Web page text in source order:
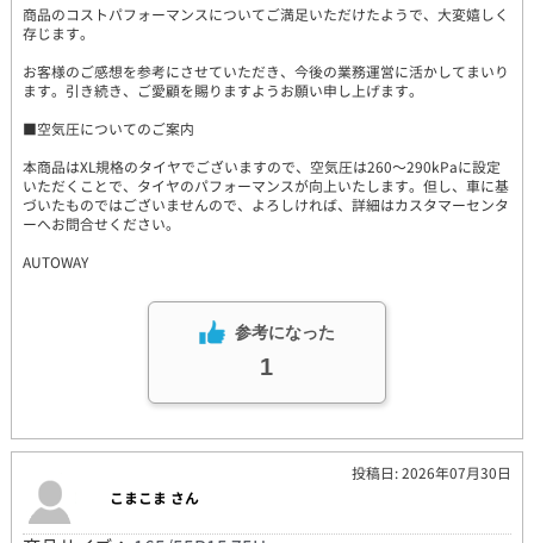
商品のコストパフォーマンスについてご満足いただけたようで、大変嬉しく
存じます。
お客様のご感想を参考にさせていただき、今後の業務運営に活かしてまいり
ます。引き続き、ご愛顧を賜りますようお願い申し上げます。
■空気圧についてのご案内
本商品はXL規格のタイヤでございますので、空気圧は260～290kPaに設定
いただくことで、タイヤのパフォーマンスが向上いたします。但し、車に基
づいたものではございませんので、よろしければ、詳細はカスタマーセンタ
ーへお問合せください。
AUTOWAY
参考になった
1
投稿日: 2026年07月30日
こまこま さん